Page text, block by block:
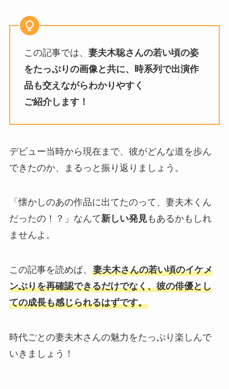
この記事では、 妻夫木聡さんの若い頃の姿
をたっぷりの画像と共に、時系列で出演作
品も交えながらわかりやすく
ご紹介します！
デビュー当時から現在まで、彼がどんな道を歩ん
できたのか、まるっと振り返りましょう。
「懐かしのあの作品に出てたのって、妻夫木くん
だったの！？」なんて新しい発見もあるかもしれ
ませんよ。
この記事を読めば、 妻夫木さんの若い頃のイケメ
ンぶりを再確認できるだけでなく、彼の俳優とし
ての成長も感じられるはずです。
時代ごとの妻夫木さんの魅力をたっぷり楽しんで
いきましょう！